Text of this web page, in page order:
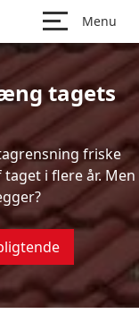
Menu
tagets
friske
i flere år. Men